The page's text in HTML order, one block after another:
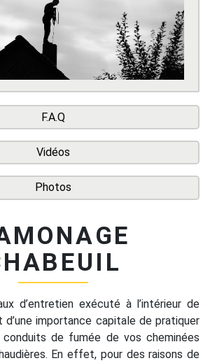
F.A.Q
Vidéos
Photos
d’entretien exécuté à l’intérieur de
importance capitale de pratiquer
conduits de fumée de vos cheminées
En effet, pour des raisons de